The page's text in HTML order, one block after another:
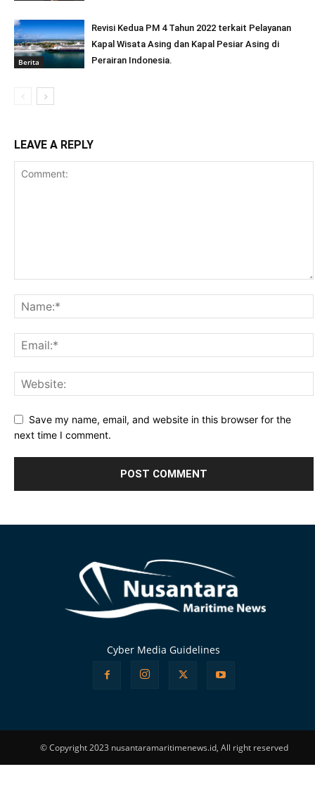
Berita
Revisi Kedua PM 4 Tahun 2022 terkait Pelayanan
Kapal Wisata Asing dan Kapal Pesiar Asing di
Perairan Indonesia.
LEAVE A REPLY
Save my name, email, and website in this browser for the
next time I comment.
Cyber Media Guidelines
© Copyright 2023 nusantaramaritimenews.id, All right reserved